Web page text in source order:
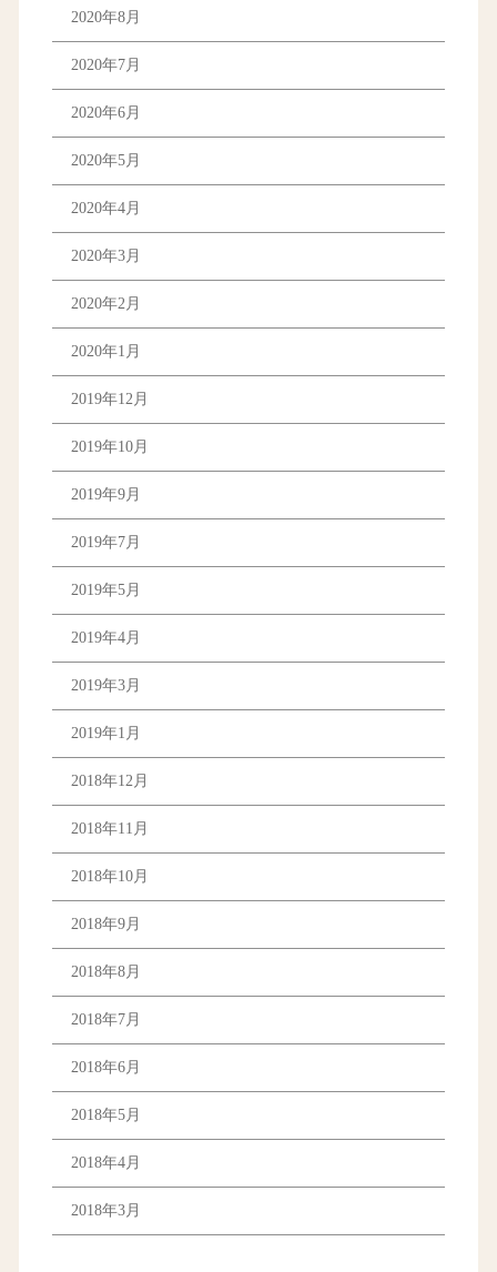
2020年8月
2020年7月
2020年6月
2020年5月
2020年4月
2020年3月
2020年2月
2020年1月
2019年12月
2019年10月
2019年9月
2019年7月
2019年5月
2019年4月
2019年3月
2019年1月
2018年12月
2018年11月
2018年10月
2018年9月
2018年8月
2018年7月
2018年6月
2018年5月
2018年4月
2018年3月